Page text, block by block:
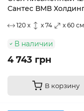
Сантес ВМВ
120 x x 74 x 60 см
В наличии
4 743 грн
В корзину